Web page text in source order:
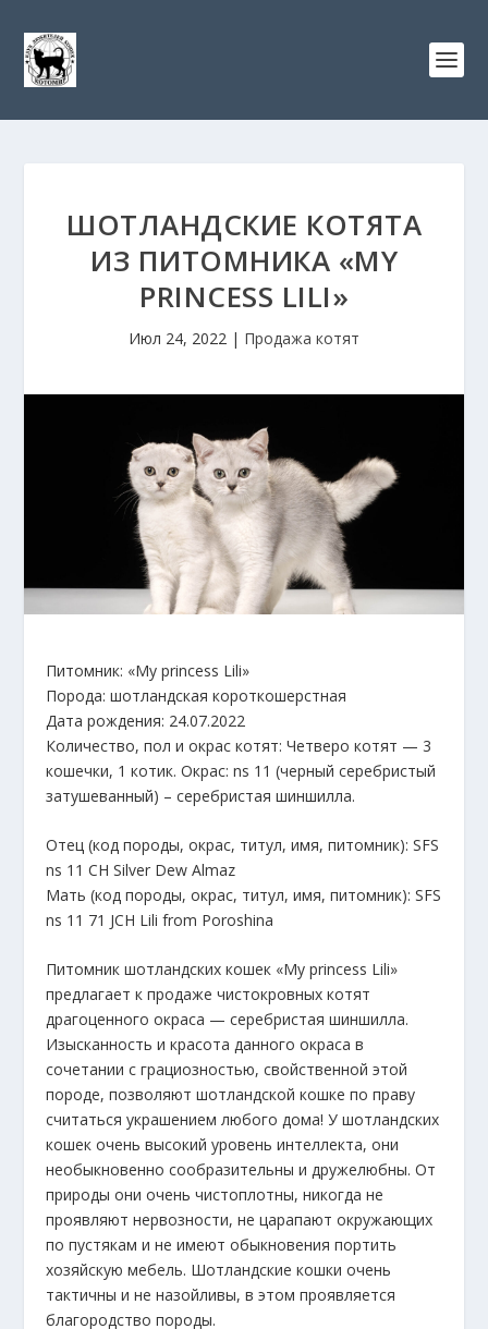
ШОТЛАНДСКИЕ КОТЯТА
ИЗ ПИТОМНИКА «MY
PRINCESS LILI»
Июл 24, 2022 | Продажа котят
Питомник: «My princess Lili»
Порода: шотландская короткошерстная
Дата рождения: 24.07.2022
Количество, пол и окрас котят: Четверо котят — 3
кошечки, 1 котик. Окрас: ns 11 (черный серебристый
затушеванный) – серебристая шиншилла.
Отец (код породы, окрас, титул, имя, питомник): SFS
ns 11 CH Silver Dew Almaz
Мать (код породы, окрас, титул, имя, питомник): SFS
ns 11 71 JCH Lili from Poroshina
Питомник шотландских кошек «My princess Lili»
предлагает к продаже чистокровных котят
драгоценного окраса — серебристая шиншилла.
Изысканность и красота данного окраса в
сочетании с грациозностью, свойственной этой
породе, позволяют шотландской кошке по праву
считаться украшением любого дома! У шотландских
кошек очень высокий уровень интеллекта, они
необыкновенно сообразительны и дружелюбны. От
природы они очень чистоплотны, никогда не
проявляют нервозности, не царапают окружающих
по пустякам и не имеют обыкновения портить
хозяйскую мебель. Шотландские кошки очень
тактичны и не назойливы, в этом проявляется
благородство породы.